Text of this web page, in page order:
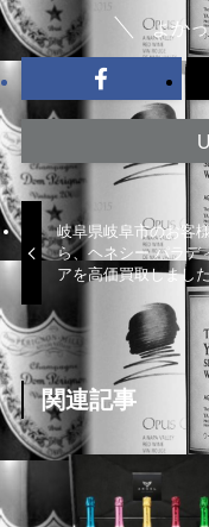
よか
岐阜県岐阜市のお客
ら、ヘネシー パラデ
アを高価買取しました
関連記事